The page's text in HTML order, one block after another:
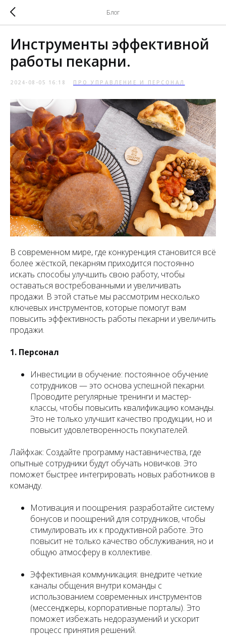
Блог
Инструменты эффективной
работы пекарни.
2024-08-05 16:18 ПРО УПРАВЛЕНИЕ И ПЕРСОНАЛ
В современном мире, где конкуренция становится всё
более жёсткой, пекарням приходится постоянно
искать способы улучшить свою работу, чтобы
оставаться востребованными и увеличивать
продажи. В этой статье мы рассмотрим несколько
ключевых инструментов, которые помогут вам
повысить эффективность работы пекарни и увеличить
продажи.
1. Персонал
Инвестиции в обучение: постоянное обучение
сотрудников — это основа успешной пекарни.
Проводите регулярные тренинги и мастер-
классы, чтобы повысить квалификацию команды.
Это не только улучшит качество продукции, но и
повысит удовлетворенность покупателей.
Лайфхак: Создайте программу наставничества, где
опытные сотрудники будут обучать новичков. Это
поможет быстрее интегрировать новых работников в
команду.
Мотивация и поощрения: разработайте систему
бонусов и поощрений для сотрудников, чтобы
стимулировать их к продуктивной работе. Это
повысит не только качество обслуживания, но и
общую атмосферу в коллективе.
Эффективная коммуникация: внедрите четкие
каналы общения внутри команды с
использованием современных инструментов
(мессенджеры, корпоративные порталы). Это
поможет избежать недоразумений и ускорит
процесс принятия решений.